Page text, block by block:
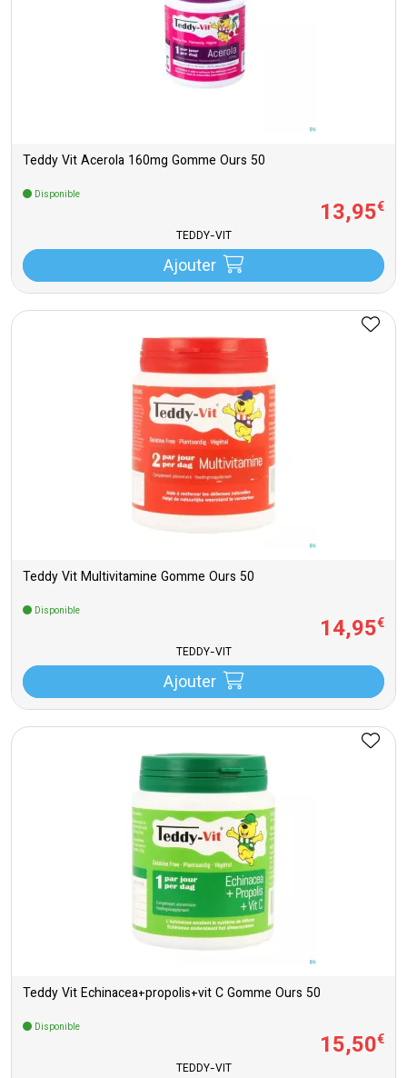
Teddy Vit Acerola 160mg Gomme Ours 50
Disponible
13,95€
TEDDY-VIT
Ajouter
Teddy Vit Multivitamine Gomme Ours 50
Disponible
14,95€
TEDDY-VIT
Ajouter
Teddy Vit Echinacea+propolis+vit C Gomme Ours 50
Disponible
15,50€
TEDDY-VIT